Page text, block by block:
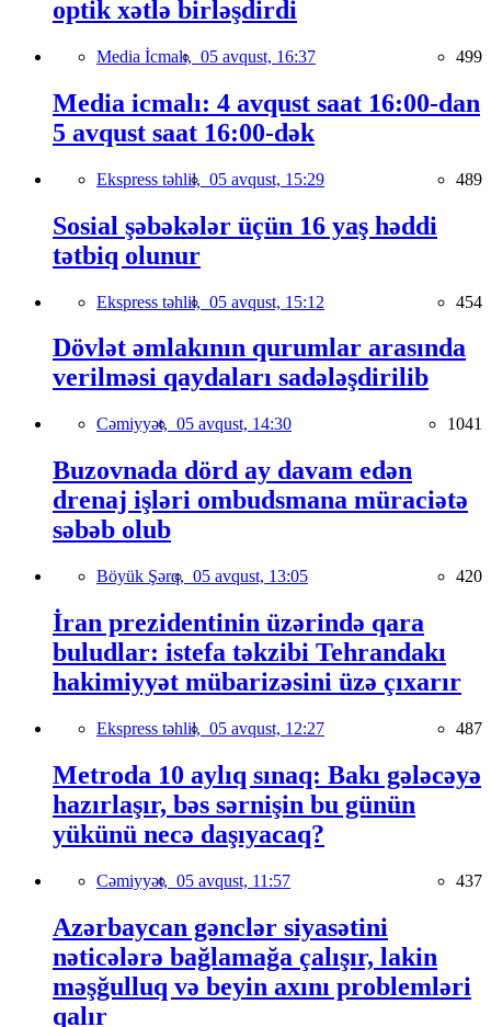
optik xətlə birləşdirdi
Media İcmalı, 05 avqust, 16:37 499
Media icmalı: 4 avqust saat 16:00-dan
5 avqust saat 16:00-dək
Ekspress təhlil, 05 avqust, 15:29 489
Sosial şəbəkələr üçün 16 yaş həddi
tətbiq olunur
Ekspress təhlil, 05 avqust, 15:12 454
Dövlət əmlakının qurumlar arasında
verilməsi qaydaları sadələşdirilib
Cəmiyyət, 05 avqust, 14:30 1041
Buzovnada dörd ay davam edən
drenaj işləri ombudsmana müraciətə
səbəb olub
Böyük Şərq, 05 avqust, 13:05 420
İran prezidentinin üzərində qara
buludlar: istefa təkzibi Tehrandakı
hakimiyyət mübarizəsini üzə çıxarır
Ekspress təhlil, 05 avqust, 12:27 487
Metroda 10 aylıq sınaq: Bakı gələcəyə
hazırlaşır, bəs sərnişin bu günün
yükünü necə daşıyacaq?
Cəmiyyət, 05 avqust, 11:57 437
Azərbaycan gənclər siyasətini
nəticələrə bağlamağa çalışır, lakin
məşğulluq və beyin axını problemləri
qalır